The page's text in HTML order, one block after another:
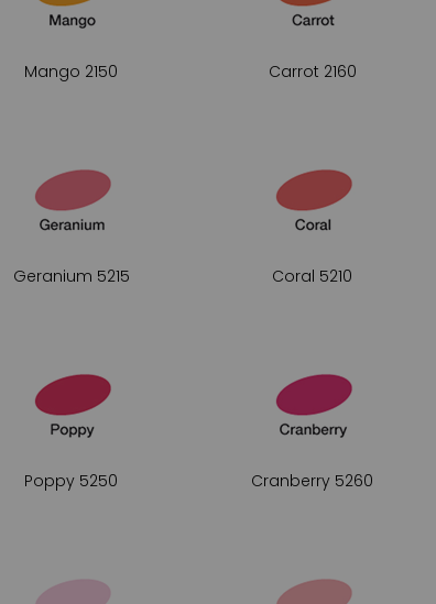
Mango 2150 Carrot 2160
Geranium 5215 Coral 5210
Poppy 5250 Cranberry 5260